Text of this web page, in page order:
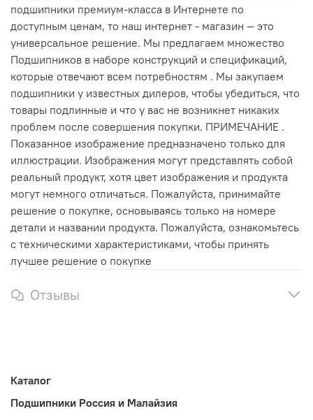
подшипники премиум-класса в Интернете по
доступным ценам, то наш интернет - магазин — это
универсальное решение. Мы предлагаем множество
Подшипников в наборе конструкций и спецификаций,
которые отвечают всем потребностям . Мы закупаем
подшипники у известных дилеров, чтобы убедиться, что
товары подлинные и что у вас не возникнет никаких
проблем после совершения покупки. ПРИМЕЧАНИЕ .
Показанное изображение предназначено только для
иллюстрации. Изображения могут представлять собой
реальный продукт, хотя цвет изображения и продукта
могут немного отличаться. Пожалуйста, принимайте
решение о покупке, основываясь только на номере
детали и названии продукта. Пожалуйста, ознакомьтесь
с техническими характеристиками, чтобы принять
лучшее решение о покупке
Отзывы
Каталог
Подшипники Россия и Малайзия